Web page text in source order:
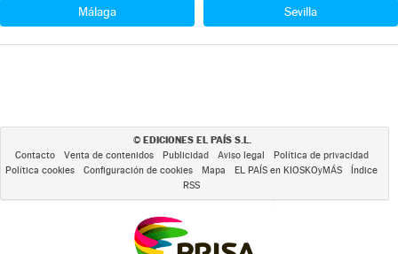
Málaga Sevilla
© EDICIONES EL PAÍS S.L.
Contacto Venta de contenidos Publicidad Aviso legal
Política de privacidad
Política cookies
Configuración de cookies Mapa EL PAÍS en KIOSKOyMÁS
Índice
RSS